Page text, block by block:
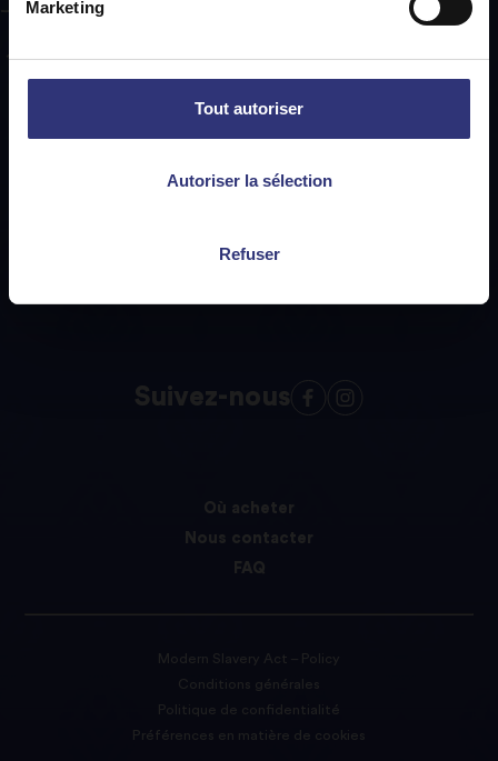
Marketing
Tout autoriser
Autoriser la sélection
Refuser
newsletter
Tilda !
directement de notre équipe Tilda.
Suivez-nous
Où acheter
Nous contacter
FAQ
Modern Slavery Act – Policy
Conditions générales
Politique de confidentialité
Préférences en matière de cookies